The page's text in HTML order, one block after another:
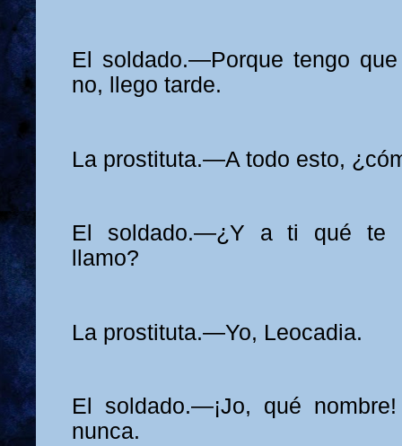
El soldado.—Porque tengo
no, llego tarde.
La prostituta.—A todo esto,
El soldado.—¿Y a ti qué te
llamo?
La prostituta.—Yo, Leocadia.
El soldado.—¡Jo, qué
nunca.